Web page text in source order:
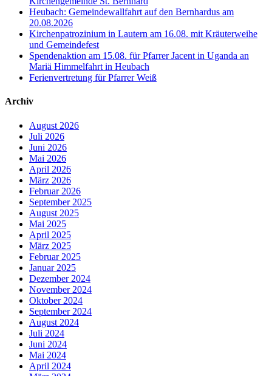
Heubach: Gemeindewallfahrt auf den Bernhardus am
20.08.2026
Kirchenpatrozinium in Lautern am 16.08. mit Kräuterweihe
und Gemeindefest
Spendenaktion am 15.08. für Pfarrer Jacent in Uganda an
Mariä Himmelfahrt in Heubach
Ferienvertretung für Pfarrer Weiß
Archiv
August 2026
Juli 2026
Juni 2026
Mai 2026
April 2026
März 2026
Februar 2026
September 2025
August 2025
Mai 2025
April 2025
März 2025
Februar 2025
Januar 2025
Dezember 2024
November 2024
Oktober 2024
September 2024
August 2024
Juli 2024
Juni 2024
Mai 2024
April 2024